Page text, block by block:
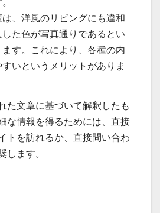
は、洋風のリビングにも違和
た色が写真通りであるとい
ます。これにより、各種の内
いというメリットがありま
た文章に基づいて解釈したも
な情報を得るためには、直接
トを訪れるか、直接問い合わ
します。